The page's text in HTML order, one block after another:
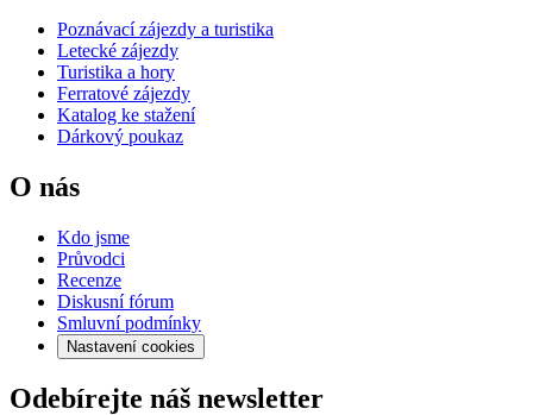
Poznávací zájezdy a turistika
Letecké zájezdy
Turistika a hory
Ferratové zájezdy
Katalog ke stažení
Dárkový poukaz
O nás
Kdo jsme
Průvodci
Recenze
Diskusní fórum
Smluvní podmínky
Nastavení cookies
Odebírejte náš newsletter